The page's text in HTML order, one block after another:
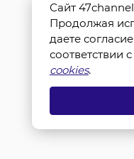
Сайт
Продолжая
даете
соответствии с
cookies.